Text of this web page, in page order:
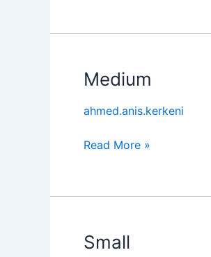
Medium
ahmed.anis.kerkeni
Medium
Read More »
Small
Small